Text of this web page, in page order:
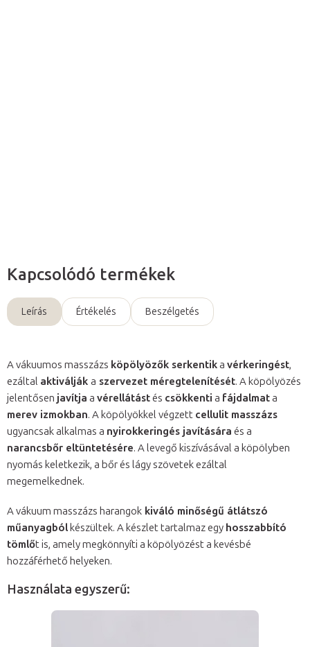
Kapcsolódó termékek
Leírás Értékelés Beszélgetés
A vákuumos masszázs köpölyözők serkentika vérkeringést,
ezáltal aktiválják a szervezet méregtelenítését. A köpölyözés
jelentősen javítja a vérellátástés csökkenti a fájdalmata
merev izmokban. A köpölyökkel végzett cellulit masszázs
ugyancsak alkalmas a nyirokkeringés javítására és a
narancsbőr eltüntetésére. A levegő kiszívásával a köpölyben
nyomás keletkezik, a bőr és lágy szövetek ezáltal
megemelkednek.
A vákuum masszázs harangok kiváló minőségű átlátszó
műanyagból készültek. A készlet tartalmaz egy hosszabbító
tömlőt is, amely megkönnyíti a köpölyözést a kevésbé
hozzáférhető helyeken.
Használata egyszerű: